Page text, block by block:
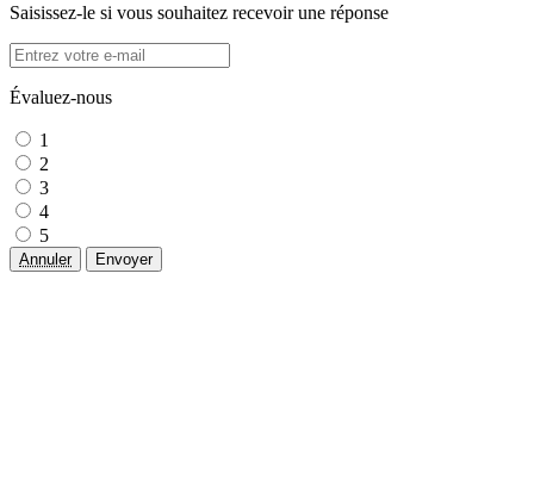
Saisissez-le si vous souhaitez recevoir une réponse
Évaluez-nous
1
2
3
4
5
Annuler Envoyer